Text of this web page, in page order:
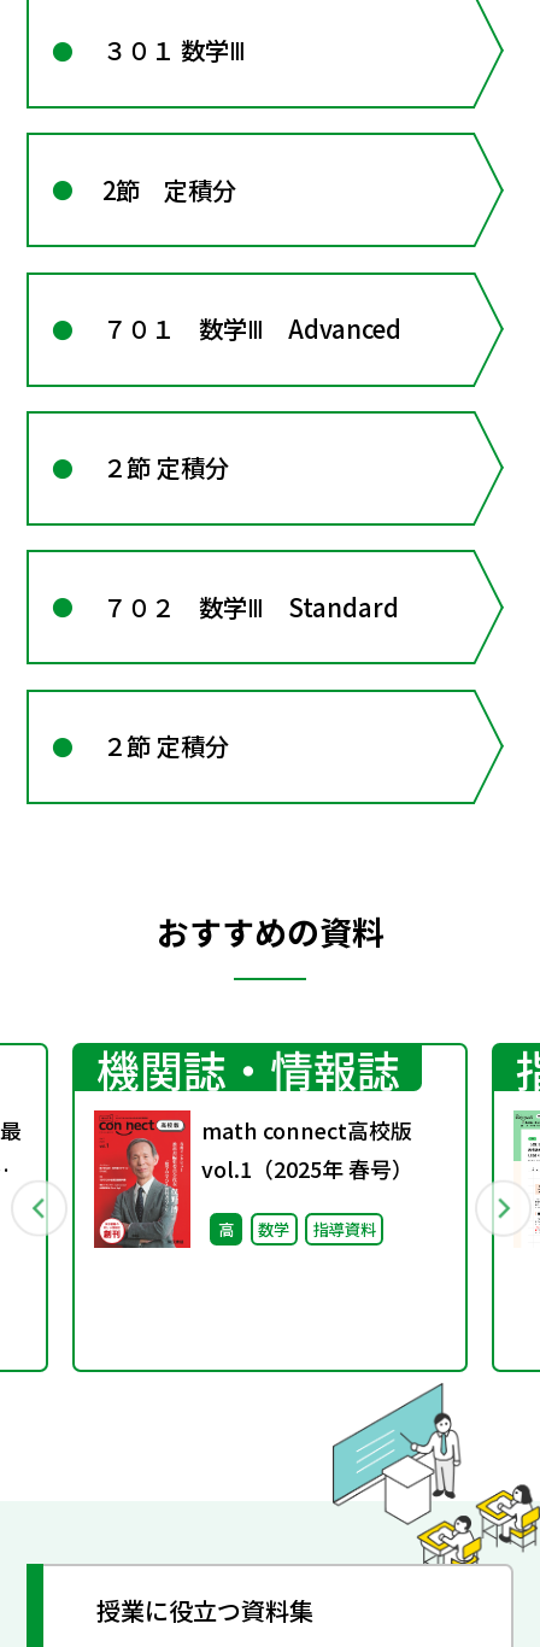
３０１ 数学Ⅲ
2節 定積分
７０１ 数学Ⅲ Advanced
２節 定積分
７０２ 数学Ⅲ Standard
２節 定積分
おすすめの資料
機関誌・情報誌
math connect高校版
vol.1（2025年 春号）
高 数学 指導資料
授業に役立つ資料集